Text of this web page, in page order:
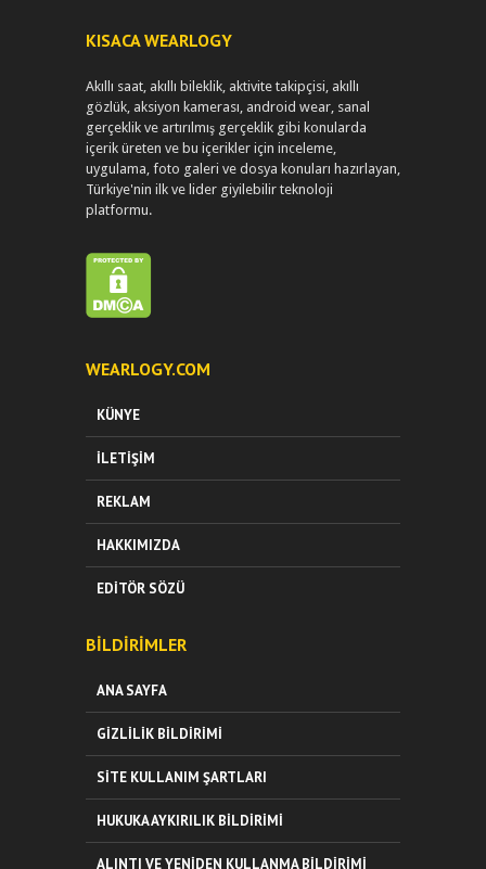
KISACA WEARLOGY
Akıllı saat, akıllı bileklik, aktivite takipçisi, akıllı
gözlük, aksiyon kamerası, android wear, sanal
gerçeklik ve artırılmış gerçeklik gibi konularda
içerik üreten ve bu içerikler için inceleme,
uygulama, foto galeri ve dosya konuları hazırlayan,
Türkiye'nin ilk ve lider giyilebilir teknoloji
platformu.
WEARLOGY.COM
KÜNYE
İLETIŞIM
REKLAM
HAKKIMIZDA
EDITÖR SÖZÜ
BILDIRIMLER
ANA SAYFA
GIZLILIK BILDIRIMI
SITE KULLANIM ŞARTLARI
HUKUKA AYKIRILIK BILDIRIMI
ALINTI VE YENIDEN KULLANMA BILDIRIMI